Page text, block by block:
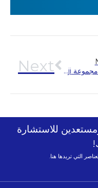
تخدم مجموعة Hengda Fuji المكونة من 62 مجموعة من مصاعد الركاب عالية الجودة مشروع إسكان الطائف في المملكة العربية السعودية.
Next
24 ساعة ومستعدين للاستشارة
التي تريدها هنا.